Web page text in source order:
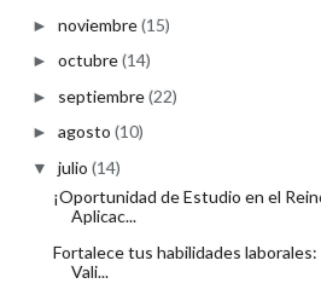
► noviembre(15)
► octubre(14)
► septiembre(22)
► agosto (10)
▼ julio (14)
¡Oportunidad de Estudio en el
Aplicac...
Fortalece tus habilidades laborales:
Vali...